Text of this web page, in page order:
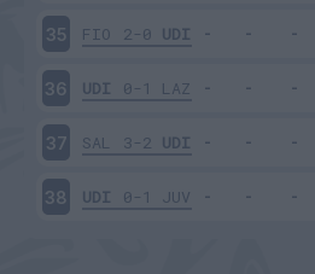
35 FIO 2-0 UDI
36 UDI 0-1 LAZ
37 SAL 3-2 UDI
38 UDI 0-1 JUV